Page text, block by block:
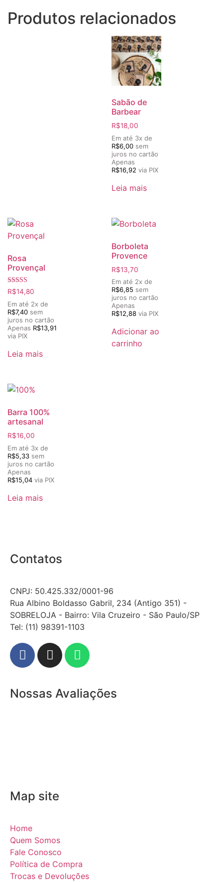
Produtos relacionados
Sabão de
Barbear
R$18,00
Em até 3x de
R$6,00 sem
juros no cartão
Apenas
R$16,92 via PIX
Leia mais
Rosa
Provençal
Avaliação
5.00
de 5
R$14,80
Em até 2x de
R$7,40 sem
juros no cartão
Apenas R$13,91
via PIX
Leia mais
Borboleta
Provence
R$13,70
Em até 2x de
R$6,85 sem
juros no cartão
Apenas
R$12,88 via PIX
Adicionar ao
carrinho
Barra 100%
artesanal
R$16,00
Em até 3x de
R$5,33 sem
juros no cartão
Apenas
R$15,04 via PIX
Leia mais
Contatos
CNPJ: 50.425.332/0001-96
Rua Albino Boldasso Gabril, 234 (Antigo 351) -
SOBRELOJA - Bairro: Vila Cruzeiro - São Paulo/SP
​​​​​​​​​​​​​​​​​​​​Tel: (11) 98391-1103
Nossas Avaliações
Map site
Home
Quem Somos
Fale Conosco
Política de Compra
Trocas e Devoluções